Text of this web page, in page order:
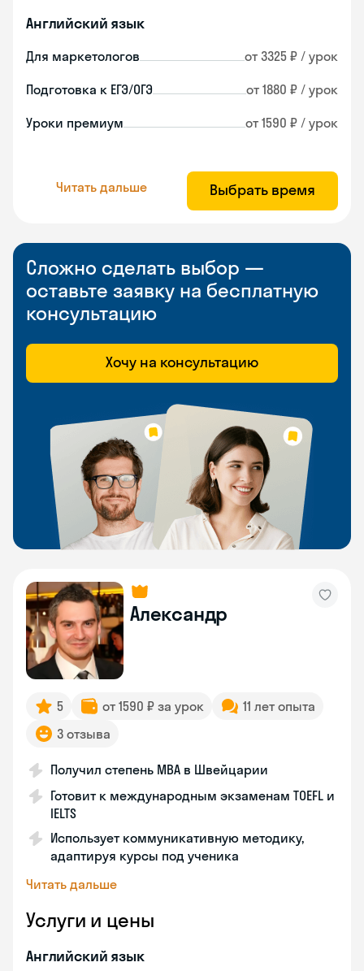
Английский язык
Для маркетологов от 3325 ₽ / урок
Подготовка к ЕГЭ/ОГЭ от 1880 ₽ / урок
Уроки премиум от 1590 ₽ / урок
Читать дальше Выбрать время
Сложно сделать выбор —
оставьте заявку на бесплатную
консультацию
Хочу на консультацию
Александр
5 от 1590 ₽ за урок
11 лет опыта
3 отзыва
Получил степень MBA в Швейцарии
Готовит к международным экзаменам TOEFL и
IELTS
Использует коммуникативную методику,
адаптируя курсы под ученика
Читать дальше
Услуги и цены
Английский язык